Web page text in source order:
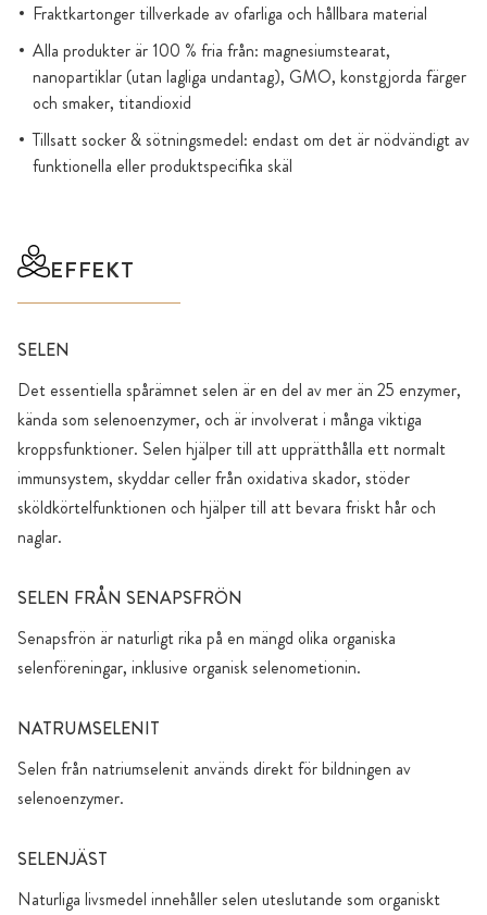
Fraktkartonger tillverkade av ofarliga och hållbara material
Alla produkter är 100 % fria från: magnesiumstearat,
nanopartiklar (utan lagliga undantag), GMO, konstgjorda färger
och smaker, titandioxid
Tillsatt socker & sötningsmedel: endast om det är nödvändigt av
funktionella eller produktspecifika skäl
EFFEKT
SELEN
Det essentiella spårämnet selen är en del av mer än 25 enzymer,
kända som selenoenzymer, och är involverat i många viktiga
kroppsfunktioner. Selen hjälper till att upprätthålla ett normalt
immunsystem, skyddar celler från oxidativa skador, stöder
sköldkörtelfunktionen och hjälper till att bevara friskt hår och
naglar.
SELEN FRÅN SENAPSFRÖN
Senapsfrön är naturligt rika på en mängd olika organiska
selenföreningar, inklusive organisk selenometionin.
NATRUMSELENIT
Selen från natriumselenit används direkt för bildningen av
selenoenzymer.
SELENJÄST
Naturliga livsmedel innehåller selen uteslutande som organiskt